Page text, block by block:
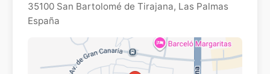
35100 San Bartolomé de Tirajana, Las Palmas
España